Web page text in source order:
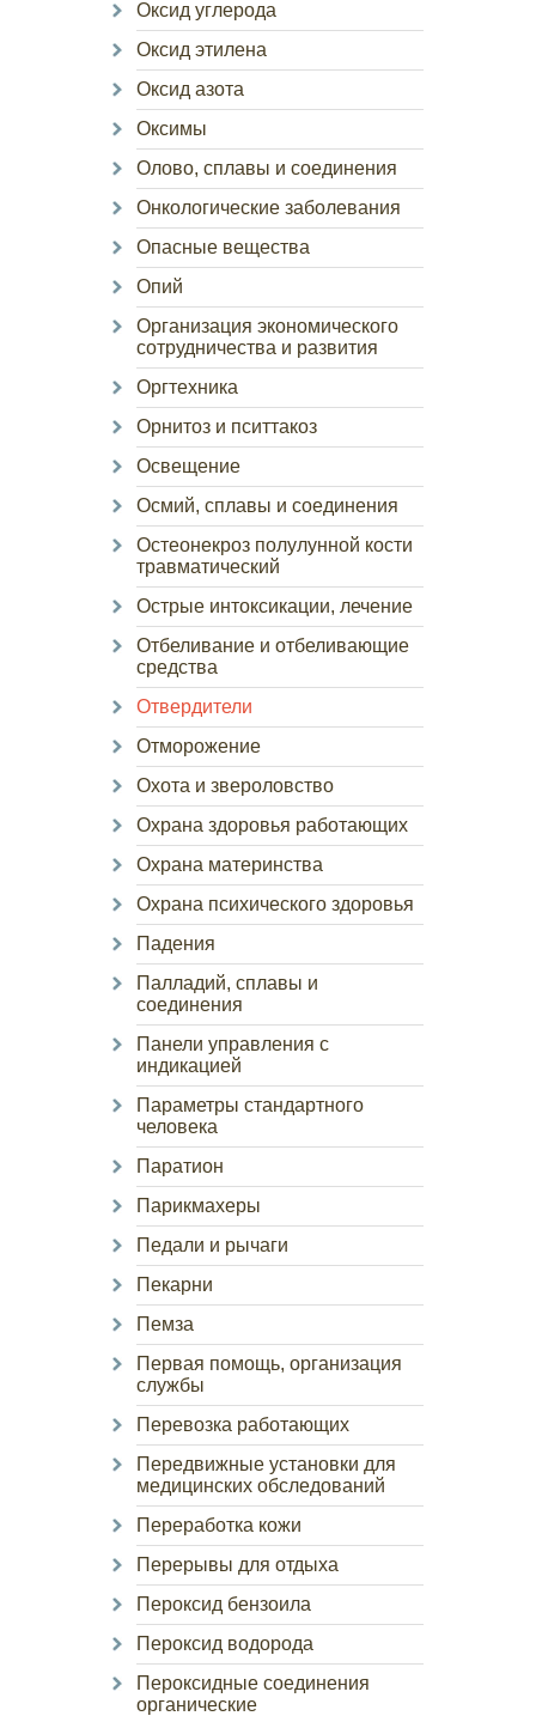
Оксид углерода
Оксид этилена
Оксид азота
Оксимы
Олово, сплавы и соединения
Онкологические заболевания
Опасные вещества
Опий
Организация экономического
сотрудничества и развития
Оргтехника
Орнитоз и пситтакоз
Освещение
Осмий, сплавы и соединения
Остеонекроз полулунной кости
травматический
Острые интоксикации, лечение
Отбеливание и отбеливающие
средства
Отвердители
Отморожение
Охота и звероловство
Охрана здоровья работающих
Охрана материнства
Охрана психического здоровья
Падения
Палладий, сплавы и
соединения
Панели управления с
индикацией
Параметры стандартного
человека
Паратион
Парикмахеры
Педали и рычаги
Пекарни
Пемза
Первая помощь, организация
службы
Перевозка работающих
Передвижные установки для
медицинских обследований
Переработка кожи
Перерывы для отдыха
Пероксид бензоила
Пероксид водорода
Пероксидные соединения
органические